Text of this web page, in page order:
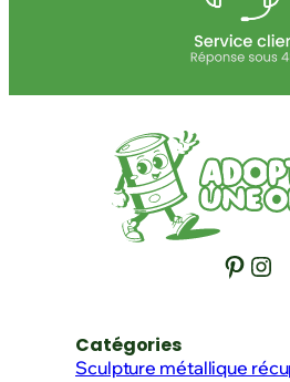
Pinterest Instagram
Catégories
Sculpture métallique